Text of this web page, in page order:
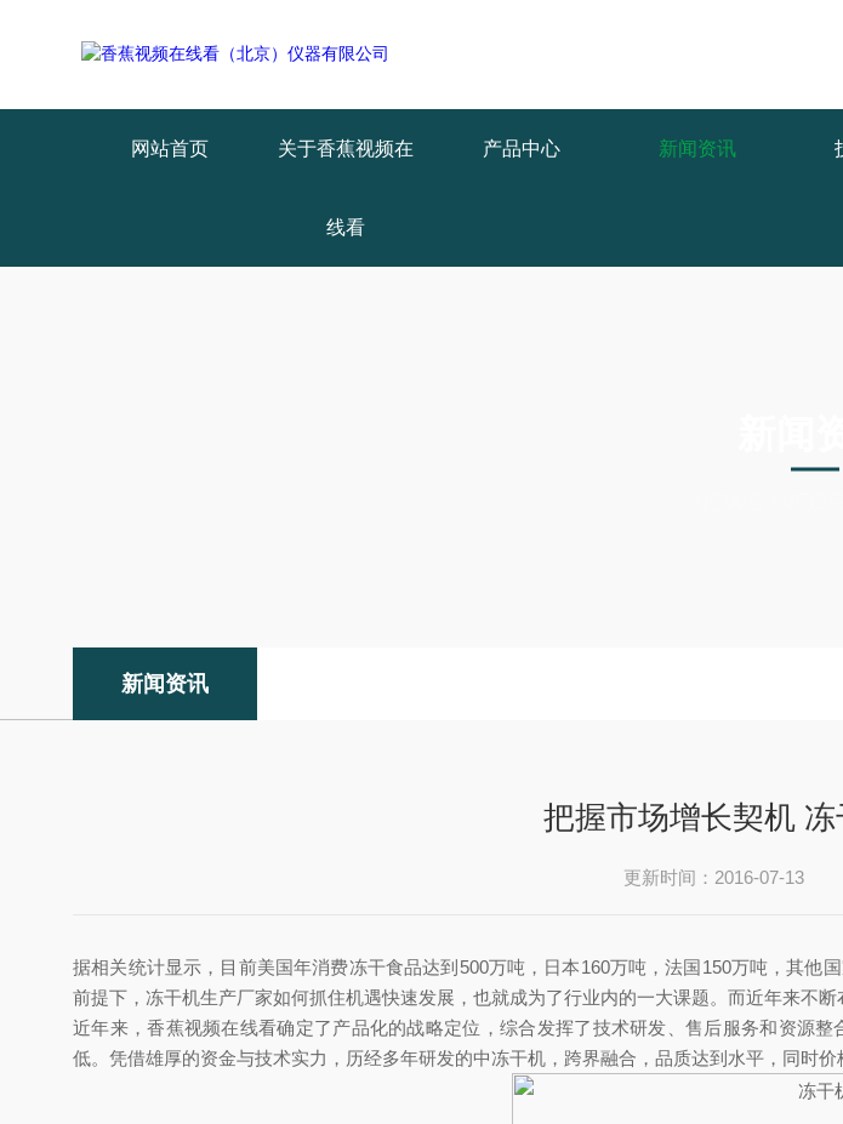
: mkdir(): No space left on device in
网站首页 关于香蕉视频在
线看
产品中心 新闻资讯
新闻资讯
把握市场增长契机
更新时间：2016-07-13
据相关统计显示，目前美国年消费冻干食品达到500万吨，日本160万吨，法国150万吨，其
前提下，冻干机生产厂家如何抓住机遇快速发展，也就成为了行业内的一大课题。而近年来不
近年来，香蕉视频在线看确定了产品化的战略定位，综合发挥了技术研发、售后服务和资源
低。凭借雄厚的资金与技术实力，历经多年研发的中冻干机，跨界融合，品质达到水平，同时